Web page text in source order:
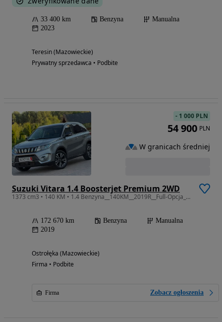
33 400 km Benzyna
Manualna
2023
Teresin (Mazowieckie)
Prywatny sprzedawca • Podbite
Suzuki Vitara 1.4 Boosterjet Premium 2WD
1373 cm3 • 140 KM • 1.4 Benzyna__140KM__2019R__Full-Opcja__Manual__Idealny Stan__
172 670 km Benzyna
Manualna
2019
Ostrołęka (Mazowieckie)
Firma • Podbite
Firma Zobacz ogłoszenia
- 1 000 PLN
54 900 PLN
W granicach średniej